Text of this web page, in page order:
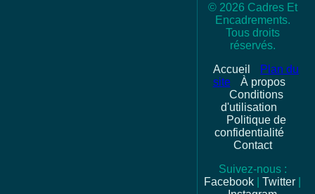
© 2026 Cadres Et
Encadrements.
Tous droits
réservés.
Accueil
Plan du
site
À propos
Conditions
d'utilisation
Politique de
confidentialité
Contact
Suivez-nous :
Facebook
Twitter